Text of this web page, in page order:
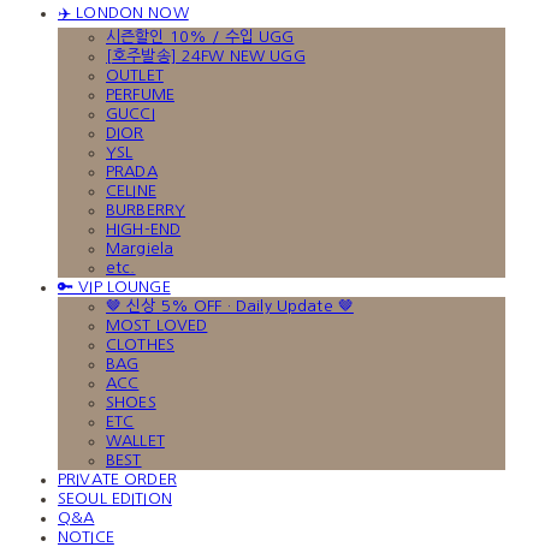
✈️ LONDON NOW
시즌할인 10% / 수입 UGG
[호주발송] 24FW NEW UGG
OUTLET
PERFUME
GUCCI
DIOR
YSL
PRADA
CELINE
BURBERRY
HIGH-END
Margiela
etc.
🔑 VIP LOUNGE
🤎 신상 5% OFF · Daily Update 🤎
MOST LOVED
CLOTHES
BAG
ACC
SHOES
ETC
WALLET
BEST
PRIVATE ORDER
SEOUL EDITION
Q&A
NOTICE